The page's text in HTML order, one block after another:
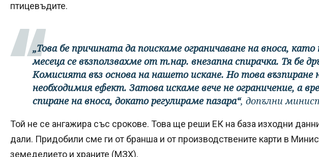
птицевъдите.
„Това бе причината да поискаме ограничаване на вноса,
месеца се възползвахме от т.нар. внезапна спирачка. Тя бе
Комисията въз основа на нашето искане. Но това възпиране
необходимия ефект. Затова искаме вече не ограничение, а
спиране на вноса, докато регулираме пазара“, допълни
Той не се ангажира със срокове. Това ще реши ЕК на база изходни
дали. Придобили сме ги от бранша и от производствените карти в
земеделието и храните (МЗХ).